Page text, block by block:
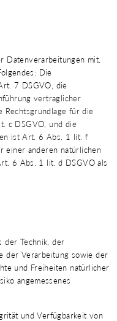
Datenverarbeitungen mit.
Die
7 DSGVO, die
vertraglicher
Rechtsgrundlage für die
c DSGVO, und die
ist Art. 6 Abs. 1 lit. f
einer anderen natürlichen
6 Abs. 1 lit. d DSGVO als
der Technik, der
der Verarbeitung sowie der
und Freiheiten natürlicher
angemessenes
und Verfügbarkeit von